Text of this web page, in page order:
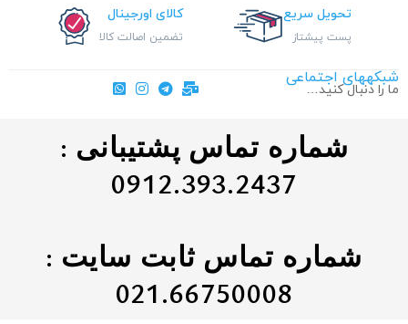
تحویل سریع
پست پیشتاز
کالای اورجینال
تضمین اصالت کالا
شبکههای اجتماعی
ما را دنبال کنید…
شماره تماس پشتیبانی :
0912.393.2437
شماره تماس ثابت سایت :
021.66750008